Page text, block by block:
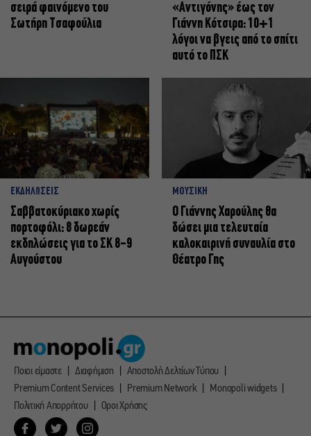
σειρά φαινόμενο του
Σωτήρη Τσαφούλια
«Αντιγόνης» έως τον
Γιάννη Κότσιρα: 10+1
λόγοι να βγεις από το σπίτι
αυτό το ΠΣΚ
ΕΚΔΗΛΩΣΕΙΣ
Σαββατοκύριακο χωρίς
πορτοφόλι: 8 δωρεάν
εκδηλώσεις για το ΣΚ 8-9
Αυγούστου
ΜΟΥΣΙΚΗ
Ο Γιάννης Χαρούλης θα
δώσει μια τελευταία
καλοκαιρινή συναυλία στο
Θέατρο Γης
Ποιοι είμαστε Διαφήμιση
Αποστολή Δελτίων Τύπου
Premium Content Services
Premium Network
Monopoli widgets
Πολιτική Απορρήτου
Οροι Χρήσης